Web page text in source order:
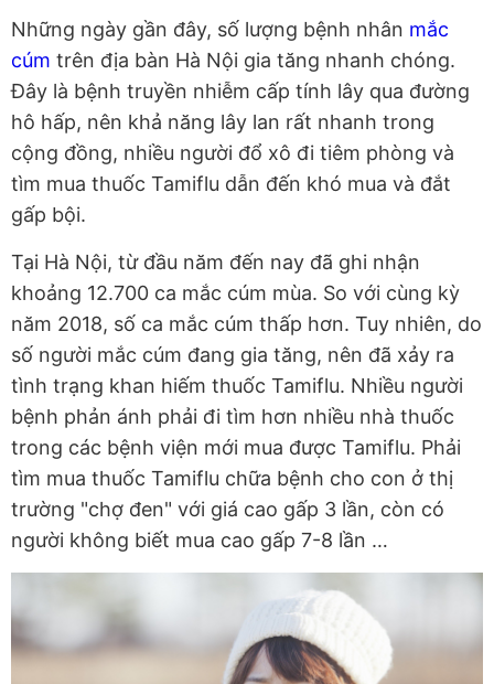
Những ngày gần đây, số lượng bệnh nhân mắc
cúm trên địa bàn Hà Nội gia tăng nhanh chóng.
Đây là bệnh truyền nhiễm cấp tính lây qua đường
hô hấp, nên khả năng lây lan rất nhanh trong
cộng đồng, nhiều người đổ xô đi tiêm phòng và
tìm mua thuốc Tamiflu dẫn đến khó mua và đắt
gấp bội.
Tại Hà Nội, từ đầu năm đến nay đã ghi nhận
khoảng 12.700 ca mắc cúm mùa. So với cùng kỳ
năm 2018, số ca mắc cúm thấp hơn. Tuy nhiên, do
số người mắc cúm đang gia tăng, nên đã xảy ra
tình trạng khan hiếm thuốc Tamiflu. Nhiều người
bệnh phản ánh phải đi tìm hơn nhiều nhà thuốc
trong các bệnh viện mới mua được Tamiflu. Phải
tìm mua thuốc Tamiflu chữa bệnh cho con ở thị
trường "chợ đen" với giá cao gấp 3 lần, còn có
người không biết mua cao gấp 7-8 lần …